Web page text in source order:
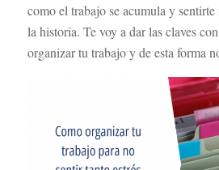
como el trabajo se acumula y
la historia. Te voy a dar las claves
organizar tu trabajo y de esta forma